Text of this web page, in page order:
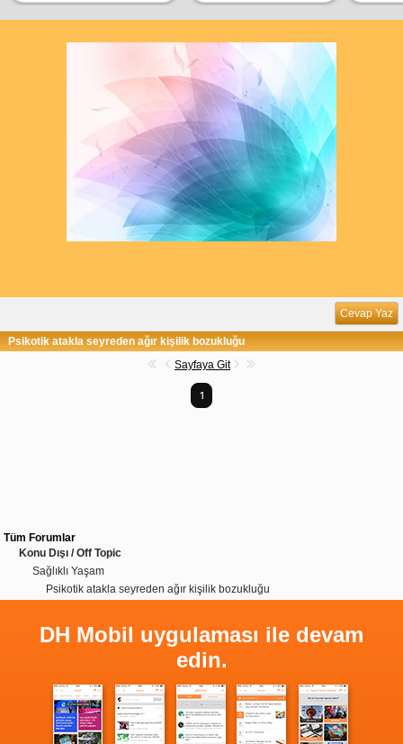
Cevap Yaz
Psikotik atakla seyreden ağır kişilik bozukluğu
Sayfaya Git
1
Tüm Forumlar
Konu Dışı / Off Topic
Sağlıklı Yaşam
Psikotik atakla seyreden ağır kişilik bozukluğu
DH Mobil uygulaması ile devam
edin.